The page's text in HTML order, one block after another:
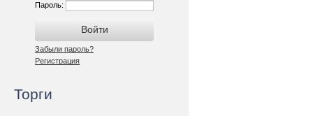
Пароль:
Забыли пароль?
Регистрация
Торги